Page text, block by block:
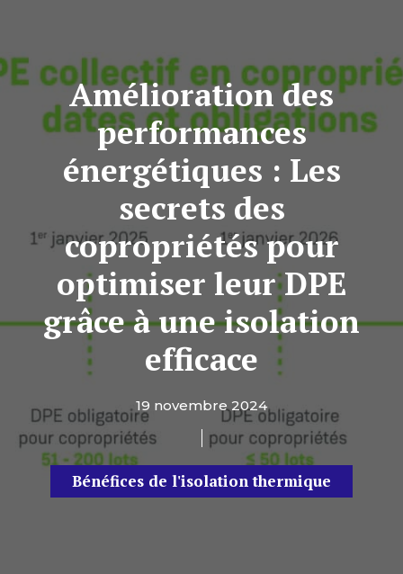
Amélioration des
performances
énergétiques : Les
secrets des
copropriétés pour
optimiser leur DPE
grâce à une isolation
efficace
19 novembre 2024
Bénéfices de l'isolation thermique